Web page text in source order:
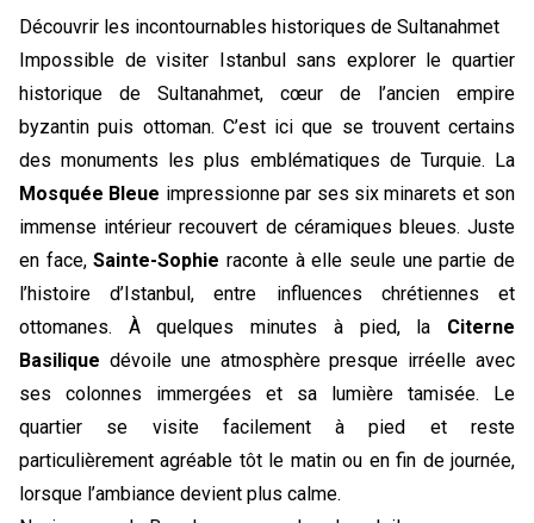
Découvrir les incontournables historiques de Sultanahmet
Impossible de visiter Istanbul sans explorer le quartier
historique de Sultanahmet, cœur de l’ancien empire
byzantin puis ottoman. C’est ici que se trouvent certains
des monuments les plus emblématiques de Turquie. La
Mosquée Bleue impressionne par ses six minarets et son
immense intérieur recouvert de céramiques bleues. Juste
en face,Sainte-Sophie raconte à elle seule une partie de
l’histoire d’Istanbul, entre influences chrétiennes et
ottomanes. À quelques minutes à pied, la Citerne
Basilique dévoile une atmosphère presque irréelle avec
ses colonnes immergées et sa lumière tamisée. Le
quartier se visite facilement à pied et reste
particulièrement agréable tôt le matin ou en fin de journée,
lorsque l’ambiance devient plus calme.